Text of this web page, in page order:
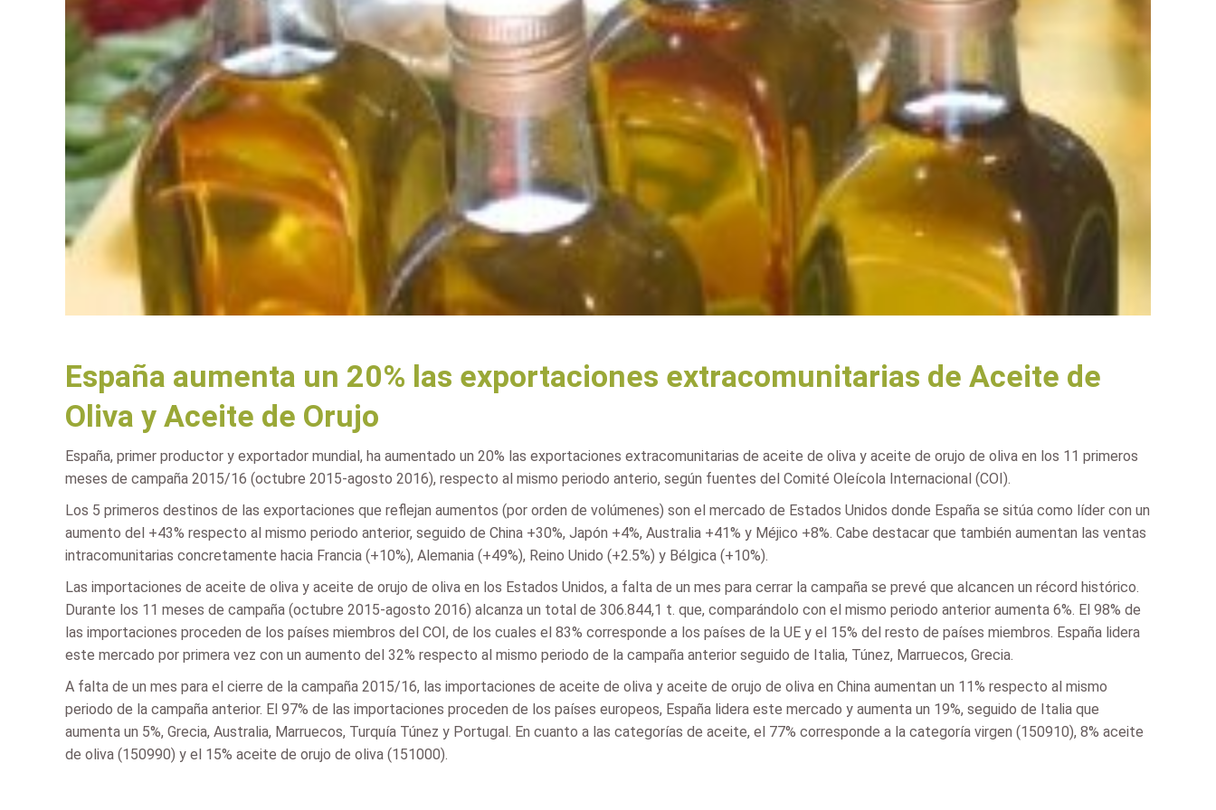
España aumenta un 20% las exportaciones extracomunitarias de Aceite de
Oliva y Aceite de Orujo
España, primer productor y exportador mundial, ha aumentado un 20% las exportaciones extracomunitarias de aceite de oliva y aceite de orujo de oliva en los 11 primeros
meses de campaña 2015/16 (octubre 2015-agosto 2016), respecto al mismo periodo anterio, según fuentes del Comité Oleícola Internacional (COI).
Los 5 primeros destinos de las exportaciones que reflejan aumentos (por orden de volúmenes) son el mercado de Estados Unidos donde España se sitúa como líder con un
aumento del +43% respecto al mismo periodo anterior, seguido de China +30%, Japón +4%, Australia +41% y Méjico +8%. Cabe destacar que también aumentan las ventas
intracomunitarias concretamente hacia Francia (+10%), Alemania (+49%), Reino Unido (+2.5%) y Bélgica (+10%).
Las importaciones de aceite de oliva y aceite de orujo de oliva en los Estados Unidos, a falta de un mes para cerrar la campaña se prevé que alcancen un récord histórico.
Durante los 11 meses de campaña (octubre 2015-agosto 2016) alcanza un total de 306.844,1 t. que, comparándolo con el mismo periodo anterior aumenta 6%. El 98% de
las importaciones proceden de los países miembros del COI, de los cuales el 83% corresponde a los países de la UE y el 15% del resto de países miembros. España lidera
este mercado por primera vez con un aumento del 32% respecto al mismo periodo de la campaña anterior seguido de Italia, Túnez, Marruecos, Grecia.
A falta de un mes para el cierre de la campaña 2015/16, las importaciones de aceite de oliva y aceite de orujo de oliva en China aumentan un 11% respecto al mismo
periodo de la campaña anterior. El 97% de las importaciones proceden de los países europeos, España lidera este mercado y aumenta un 19%, seguido de Italia que
aumenta un 5%, Grecia, Australia, Marruecos, Turquía Túnez y Portugal. En cuanto a las categorías de aceite, el 77% corresponde a la categoría virgen (150910), 8% aceite
de oliva (150990) y el 15% aceite de orujo de oliva (151000).